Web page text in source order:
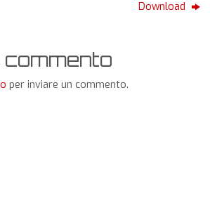
Download
per inviare un commento.